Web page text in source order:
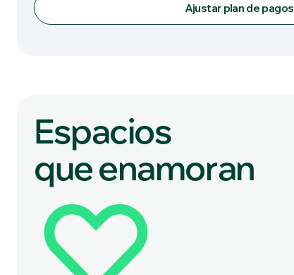
Ajustar plan de pagos
Espacios
que enamoran